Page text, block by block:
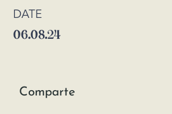
DATE
06.08.24
Comparte